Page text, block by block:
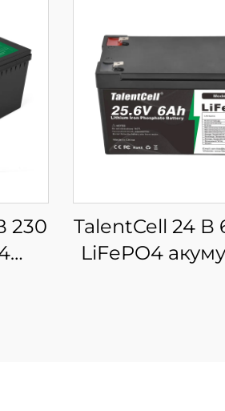
230
TalentCell 24 В
LiFePO4